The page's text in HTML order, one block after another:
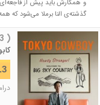
و همکارش باید پیش از فاجعه‌ای
گذشته‌ی النا برملا می‌شود که
)